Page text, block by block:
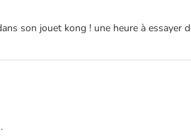
son jouet kong ! une heure à essayer